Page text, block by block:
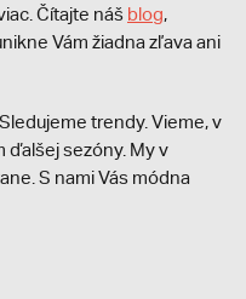
Čítajte náš blog,
Vám žiadna zľava ani
trendy. Vieme, v
ďalšej sezóny. My v
S nami Vás módna